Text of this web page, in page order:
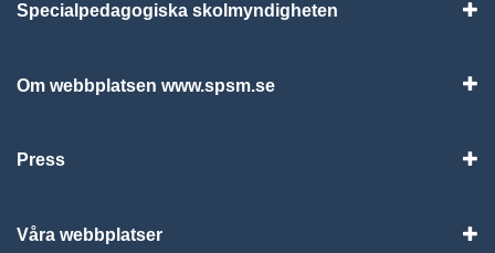
Specialpedagogiska skolmyndigheten
Om webbplatsen www.spsm.se
Press
Våra webbplatser